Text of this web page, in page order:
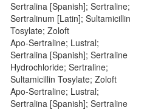
Sertralina [Spanish]; Sertraline;
Sertralinum [Latin]; Sultamicillin
Tosylate; Zoloft
Apo-Sertraline; Lustral;
Sertralina [Spanish]; Sertraline
Hydrochloride; Sertraline;
Sultamicillin Tosylate; Zoloft
Apo-Sertraline; Lustral;
Sertralina [Spanish]; Sertraline